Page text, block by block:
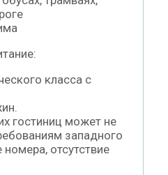
класса с
гостиниц может не
западного
отсутствие